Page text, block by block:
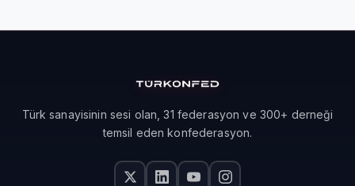
Türk sanayisinin sesi olan, 31 federasyon ve 300+ derneği
temsil eden konfederasyon.